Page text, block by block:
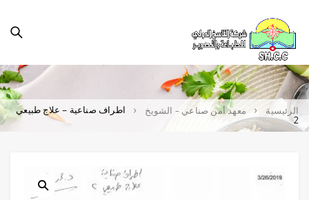
الرئيسية معهد أمن صناعي - الشويخ
اطراف صناعية – علاج طبيعي
2